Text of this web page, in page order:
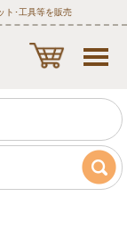
ト･工具等を販売